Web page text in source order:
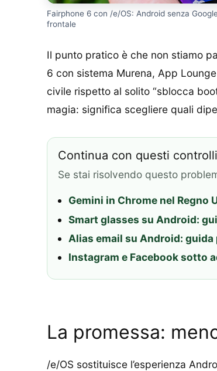
Fairphone 6 con /e/OS: Android senza
frontale
Il punto pratico è che non stiamo
6 con sistema Murena, App
civile rispetto al solito “sblocca
magia: significa scegliere quali
Continua con questi controlli
Se stai risolvendo questo
Gemini in Chrome nel
Smart glasses su Android:
Alias email su Android:
Instagram e Facebook sotto
La promessa:
/e/OS sostituisce l’esperienza